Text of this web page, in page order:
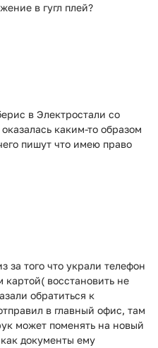
в гугл плей?
в Электростали со
каким-то образом
пишут что имею право
за того что украли телефон
восстановить не
обратиться к
в главный офис, там
может поменять на новый
документы ему